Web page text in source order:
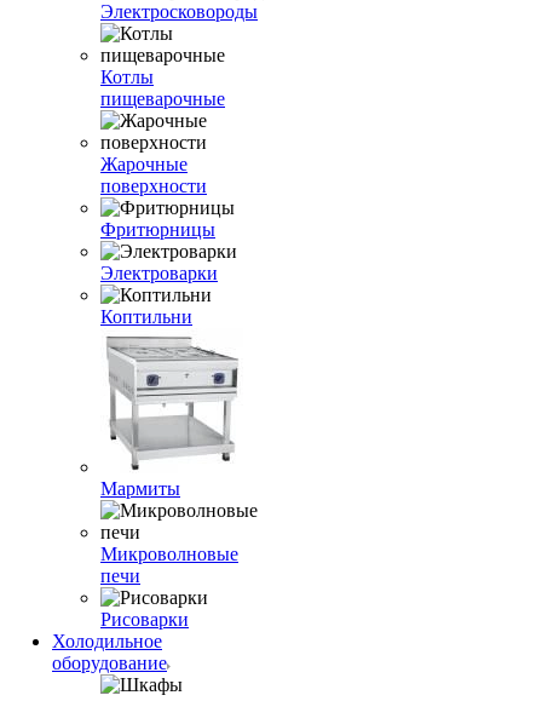
Электросковороды
Котлы
пищеварочные
Жарочные
поверхности
Фритюрницы
Электроварки
Коптильни
Мармиты
Микроволновые
печи
Рисоварки
Холодильное
оборудование